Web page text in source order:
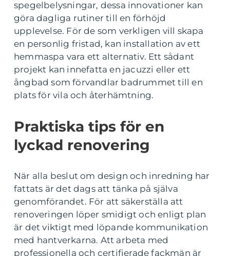
spegelbelysningar, dessa innovationer kan
göra dagliga rutiner till en förhöjd
upplevelse. För de som verkligen vill skapa
en personlig fristad, kan installation av ett
hemmaspa vara ett alternativ. Ett sådant
projekt kan innefatta en jacuzzi eller ett
ångbad som förvandlar badrummet till en
plats för vila och återhämtning.
Praktiska tips för en
lyckad renovering
När alla beslut om design och inredning har
fattats är det dags att tänka på själva
genomförandet. För att säkerställa att
renoveringen löper smidigt och enligt plan
är det viktigt med löpande kommunikation
med hantverkarna. Att arbeta med
professionella och certifierade fackmän är